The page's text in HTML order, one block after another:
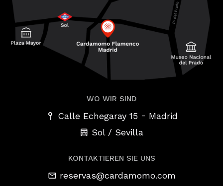
WO WIR SIND
Calle Echegaray 15 - Madrid
Sol / Sevilla
KONTAKTIEREN SIE UNS
reservas@cardamomo.com